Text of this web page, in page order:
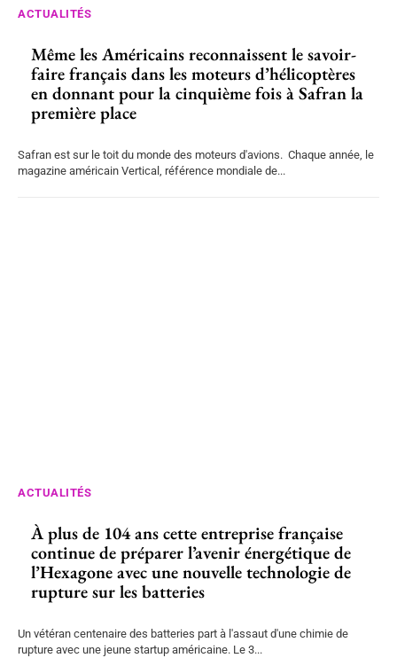
ACTUALITÉS
Même les Américains reconnaissent le savoir-
faire français dans les moteurs d’hélicoptères
en donnant pour la cinquième fois à Safran la
première place
Safran est sur le toit du monde des moteurs d'avions. Chaque année, le
magazine américain Vertical, référence mondiale de...
ACTUALITÉS
À plus de 104 ans cette entreprise française
continue de préparer l’avenir énergétique de
l’Hexagone avec une nouvelle technologie de
rupture sur les batteries
Un vétéran centenaire des batteries part à l'assaut d'une chimie de
rupture avec une jeune startup américaine. Le 3...